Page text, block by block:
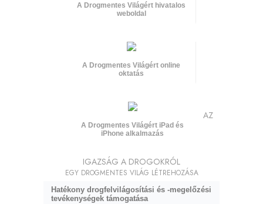
A Drogmentes Világért hivatalos
weboldal
A Drogmentes Világért online
oktatás
A Drogmentes Világért iPad és
iPhone alkalmazás
AZ
IGAZSÁG A DROGOKRÓL
EGY DROGMENTES VILÁG LÉTREHOZÁSA
Hatékony drogfelvilágosítási és -megelőzési
tevékenységek támogatása